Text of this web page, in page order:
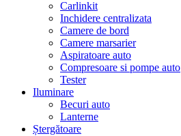
Carlinkit
Inchidere centralizata
Camere de bord
Camere marsarier
Aspiratoare auto
Compresoare si pompe auto
Tester
Iluminare
Becuri auto
Lanterne
Ștergătoare